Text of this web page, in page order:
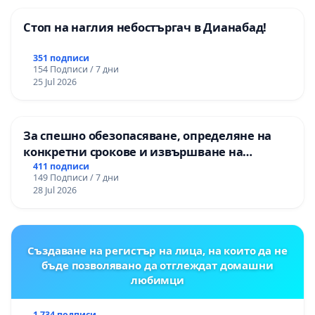
Стоп на наглия небостъргач в Дианабад!
351 подписи
154 Подписи / 7 дни
25 Jul 2026
За спешно обезопасяване, определяне на
конкретни срокове и извършване на
цялостна рехабилитация на
републиканския път между пътен възел АМ
„Тракия“ - гр. Ихтиман - с. Мирово - к.к.
411 подписи
149 Подписи / 7 дни
28 Jul 2026
Създаване на регистър на лица, на които да не
бъде позволявано да отглеждат домашни
любимци